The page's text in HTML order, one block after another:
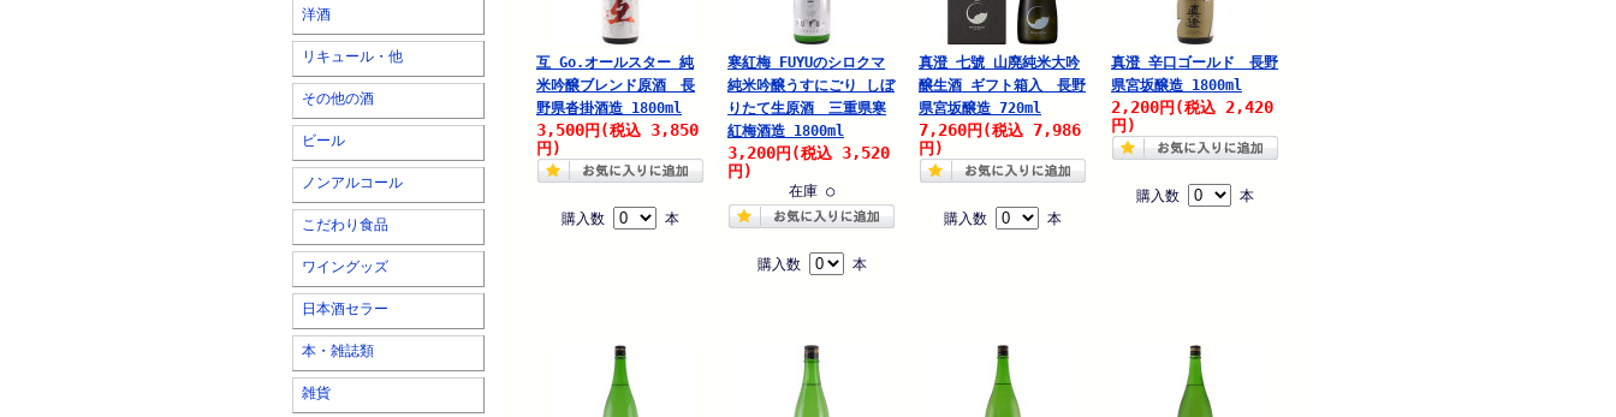
洋酒
リキュール・他
その他の酒
ビール
ノンアルコール
こだわり食品
ワイングッズ
日本酒セラー
本・雑誌類
雑貨
互 Go.オールスター 純
米吟醸ブレンド原酒 長
野県沓掛酒造 1800ml
3,500円 (税込 3,850
円)
購入数 本
寒紅梅 FUYUのシロクマ
純米吟醸うすにごり しぼ
りたて生原酒 三重県寒
紅梅酒造 1800ml
3,200円 (税込 3,520
円)
在庫 ○
購入数 本
真澄 七號 山廃純米大吟
醸生酒 ギフト箱入 長野
県宮坂醸造 720ml
7,260円 (税込 7,986
円)
購入数 本
真澄 辛口ゴールド 長野
県宮坂醸造 1800ml
2,200円 (税込 2,420
円)
購入数 本